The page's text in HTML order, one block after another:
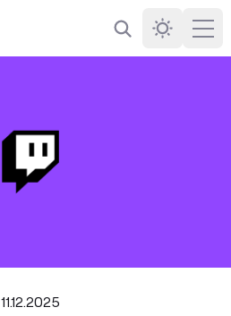
SuchenDarkmode
11.12.2025